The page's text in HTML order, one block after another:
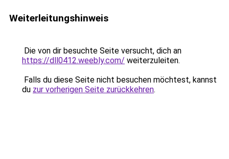
Weiterleitungshinweis
Die von dir besuchte Seite versucht, dich an
https://dll0412.weebly.com/ weiterzuleiten.
Falls du diese Seite nicht besuchen möchtest, kannst
du zur vorherigen Seite zurückkehren.